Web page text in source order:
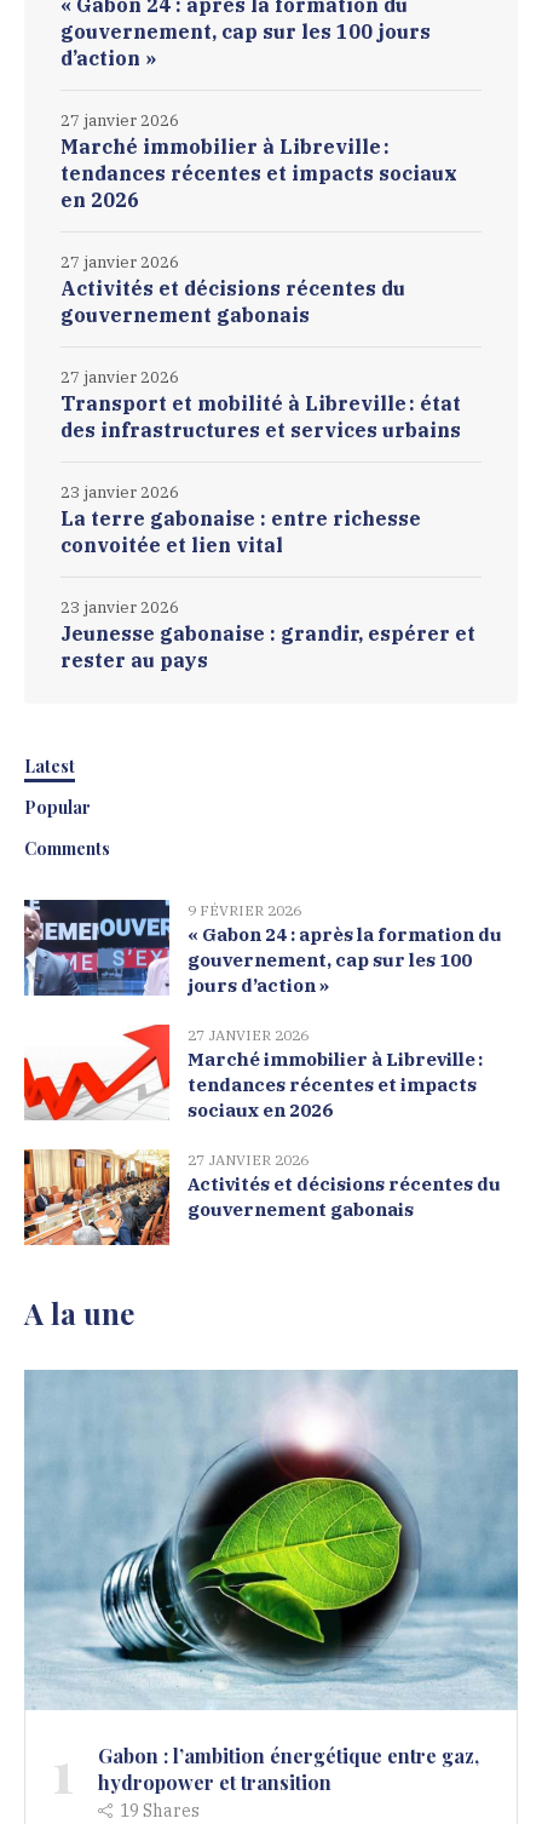
gouvernement, cap sur les 100 jours
d’action »
Marché immobilier à Libreville :
tendances récentes et impacts sociaux
en 2026
27 janvier 2026
Activités et décisions récentes du
gouvernement gabonais
27 janvier 2026
Transport et mobilité à Libreville : état
des infrastructures et services urbains
27 janvier 2026
La terre gabonaise : entre richesse
convoitée et lien vital
23 janvier 2026
Jeunesse gabonaise : grandir, espérer et
rester au pays
23 janvier 2026
Latest
Popular
Comments
9 FÉVRIER 2026
« Gabon 24 : après la formation du
gouvernement, cap sur les 100
jours d’action »
27 JANVIER 2026
Marché immobilier à Libreville :
tendances récentes et impacts
sociaux en 2026
27 JANVIER 2026
Activités et décisions récentes du
gouvernement gabonais
A la une
1
Gabon : l’ambition énergétique entre gaz,
hydropower et transition
19 Shares